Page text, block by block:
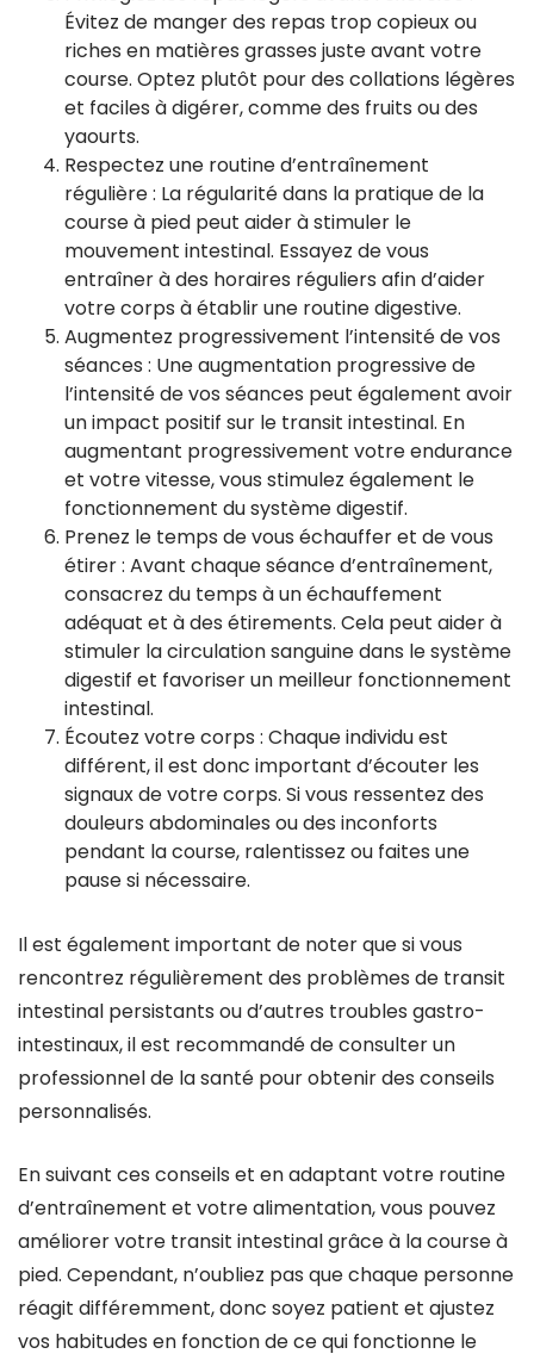
Évitez de manger des repas trop copieux ou
riches en matières grasses juste avant votre
course. Optez plutôt pour des collations légères
et faciles à digérer, comme des fruits ou des
yaourts.
Respectez une routine d’entraînement
régulière : La régularité dans la pratique de la
course à pied peut aider à stimuler le
mouvement intestinal. Essayez de vous
entraîner à des horaires réguliers afin d’aider
votre corps à établir une routine digestive.
Augmentez progressivement l’intensité de vos
séances : Une augmentation progressive de
l’intensité de vos séances peut également avoir
un impact positif sur le transit intestinal. En
augmentant progressivement votre endurance
et votre vitesse, vous stimulez également le
fonctionnement du système digestif.
Prenez le temps de vous échauffer et de vous
étirer : Avant chaque séance d’entraînement,
consacrez du temps à un échauffement
adéquat et à des étirements. Cela peut aider à
stimuler la circulation sanguine dans le système
digestif et favoriser un meilleur fonctionnement
intestinal.
Écoutez votre corps : Chaque individu est
différent, il est donc important d’écouter les
signaux de votre corps. Si vous ressentez des
douleurs abdominales ou des inconforts
pendant la course, ralentissez ou faites une
pause si nécessaire.
Il est également important de noter que si vous
rencontrez régulièrement des problèmes de transit
intestinal persistants ou d’autres troubles gastro-
intestinaux, il est recommandé de consulter un
professionnel de la santé pour obtenir des conseils
personnalisés.
En suivant ces conseils et en adaptant votre routine
d’entraînement et votre alimentation, vous pouvez
améliorer votre transit intestinal grâce à la course à
pied. Cependant, n’oubliez pas que chaque personne
réagit différemment, donc soyez patient et ajustez
vos habitudes en fonction de ce qui fonctionne le